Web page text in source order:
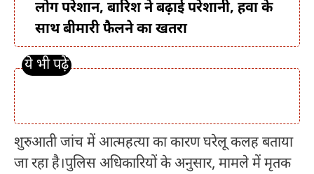
लोग परेशान, बारिश ने बढ़ाई परेशानी, हवा के
साथ बीमारी फैलने का खतरा
शुरुआती जांच में आत्महत्या का कारण घरेलू कलह बताया
जा रहा है।पुलिस अधिकारियों के अनुसार, मामले में मृतक